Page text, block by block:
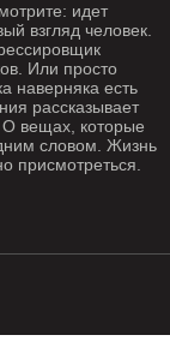
идет
взгляд человек.
Или просто
наверняка есть
рассказывает
О вещах, которые
словом. Жизнь
присмотреться.